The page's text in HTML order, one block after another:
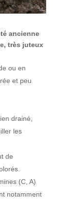
ancienne
très juteux
ou en
et peu
drainé,
les
de
(C, A)
notamment